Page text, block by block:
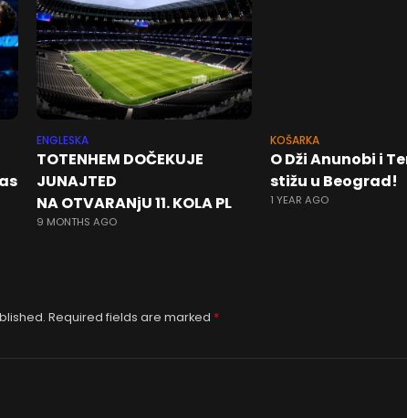
ENGLESKA
TOTENHEM DOČEKUJE
JUNAJTED
NA OTVARANjU 11. KOLA PL
9 MONTHS AGO
KOŠARKA
O Dži Anunobi i
stižu u Beograd!
1 YEAR AGO
Required fields are marked *